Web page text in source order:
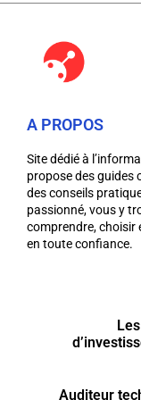
A PROPOS
Site dédié à
propose des guides
des conseils
passionné, vous y
comprendre, choisir
en toute confiance.
Auditeur